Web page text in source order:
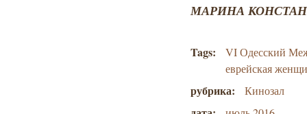
МАРИНА
Tags:
VI Одесский
еврейская
рубрика: Кинозал